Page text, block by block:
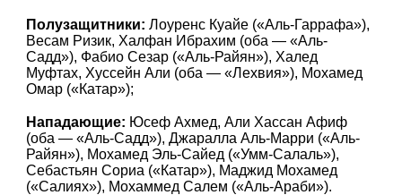
Полузащитники: Лоуренс Куайе («Аль-Гаррафа»),
Весам Ризик, Халфан Ибрахим (оба — «Аль-
Садд»), Фабио Сезар («Аль-Райян»), Халед
Муфтах, Хуссейн Али (оба — «Лехвия»), Мохамед
Омар («Катар»);
Нападающие: Юсеф Ахмед, Али Хассан Афиф
(оба — «Аль-Садд»), Джаралла Аль-Марри («Аль-
Райян»), Мохамед Эль-Сайед («Умм-Салаль»),
Себастьян Сориа («Катар»), Маджид Мохамед
(«Салиях»), Мохаммед Салем («Аль-Араби»).